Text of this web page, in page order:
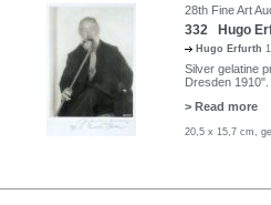
28th Fine Art
332 Hugo
Hugo Erfurth
Silver gelatine
Dresden
> Read more
20,5 x 15,7 cm,